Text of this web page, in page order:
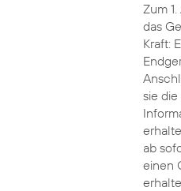
Zum
das
Kraft:
sie
ab
einen